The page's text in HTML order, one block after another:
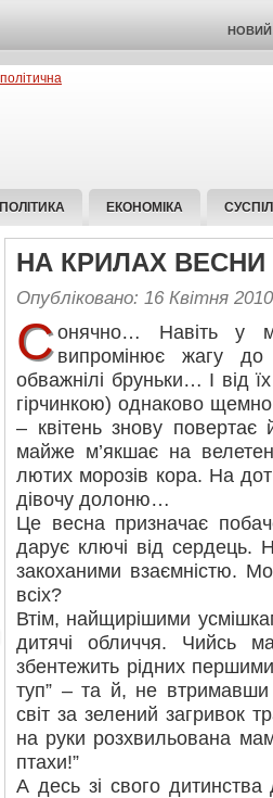
НОВИЙ
ПОЛІТИКА ЕКОНОМІКА
НА КРИЛАХ ВЕСНИ
Опубліковано: 16 Квітня 2010
Сонячно… Навіть у
випромінює жагу
обважнілі бруньки… І від
гірчинкою) однаково
– квітень знову повертає
майже м’якшає на
лютих морозів кора. На
дівочу долоню…
Це весна призначає
дарує ключі від сердець.
закоханими взаємністю.
всіх?
Втім, найщирішими
дитячі обличчя. Чийсь
збентежить рідних
туп” – та й, не втримавши
світ за зелений загривок
на руки розхвильована
птахи!”
А десь зі свого дитинства